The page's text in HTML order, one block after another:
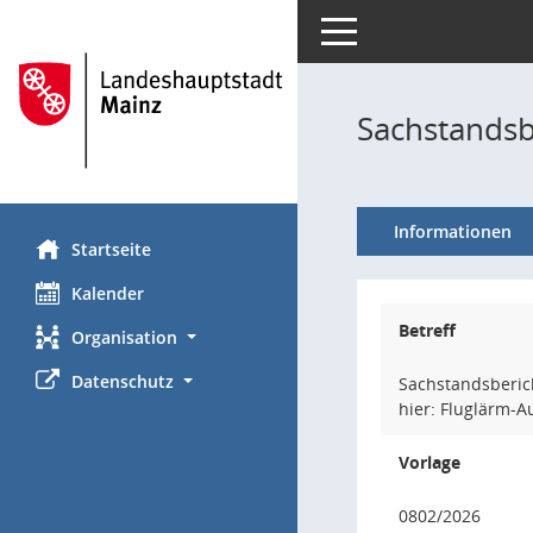
Startseite
Kalender
Organisation
Datenschutz
Toggle navigation
Informationen
Betreff
hier: Fluglärm-
Vorlage
0802/2026